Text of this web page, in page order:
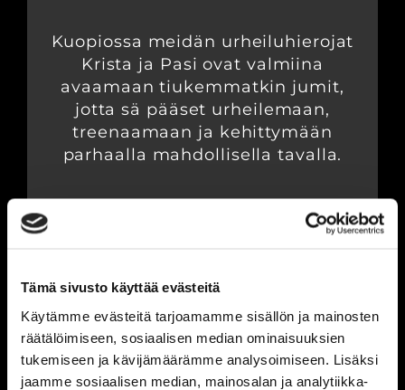
Tämä sivusto käyttää evästeitä
Käytämme evästeitä tarjoamamme sisällön ja mainosten
räätälöimiseen, sosiaalisen median ominaisuuksien
tukemiseen ja kävijämäärämme analysoimiseen. Lisäksi
jaamme sosiaalisen median, mainosalan ja analytiikka-
Kuopiossa meidän urheiluhierojat
Krista ja Pasi ovat valmiina
avaamaan tiukemmatkin jumit,
jotta sä pääset urheilemaan,
treenaamaan ja kehittymään
parhaalla mahdollisella tavalla.
Needling, lymfahieronta ja
kuivakuppaus.